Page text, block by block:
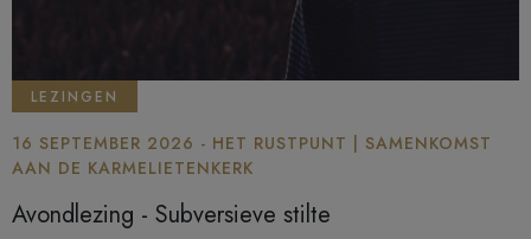
LEZINGEN
16 SEPTEMBER 2026 - HET RUSTPUNT | SAMENKOMST
AAN DE KARMELIETENKERK
Avondlezing - Subversieve stilte